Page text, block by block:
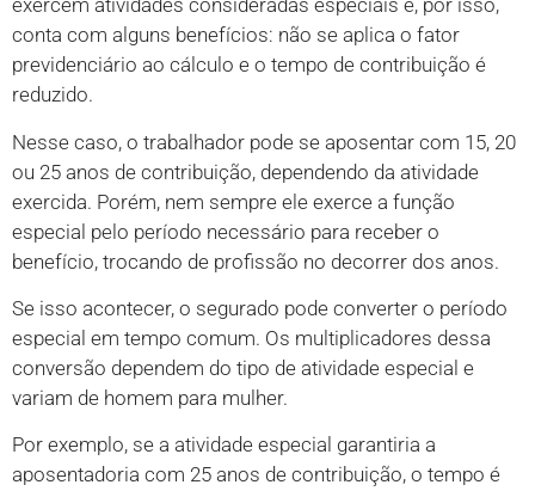
exercem atividades consideradas especiais e, por isso,
conta com alguns benefícios: não se aplica o fator
previdenciário ao cálculo e o tempo de contribuição é
reduzido.
Nesse caso, o trabalhador pode se aposentar com 15, 20
ou 25 anos de contribuição, dependendo da atividade
exercida. Porém, nem sempre ele exerce a função
especial pelo período necessário para receber o
benefício, trocando de profissão no decorrer dos anos.
Se isso acontecer, o segurado pode converter o período
especial em tempo comum. Os multiplicadores dessa
conversão dependem do tipo de atividade especial e
variam de homem para mulher.
Por exemplo, se a atividade especial garantiria a
aposentadoria com 25 anos de contribuição, o tempo é